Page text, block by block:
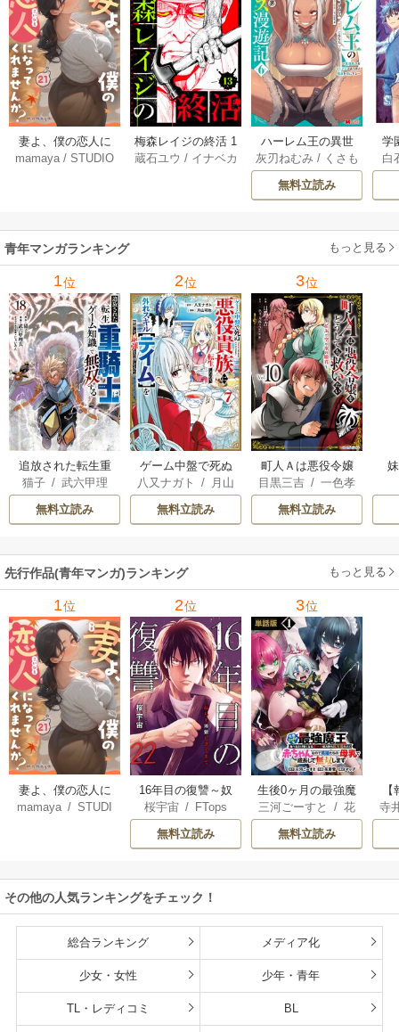
妻よ、僕の恋人に
なってくれません
mamaya/STUDIO
梅森レイジの終活 1
3巻
蔵石ユウ / イナベカ
ハーレム王の異世
界プレス漫遊記 ～
最強無双のおじさ
んはあらゆる種族
ミック） 6巻
灰刃ねむみ / くさも
ち
無料立読み
学
ア
（
白
青年マンガランキング もっと見る
1位
追放された転生重
騎士はゲーム知識
で無双する
猫子/ 武六甲理
/じゃいあん
無料立読み
2位
ゲーム中盤で死ぬ
悪役貴族に転生し
たので、外れスキ
ル【テイム】を駆
してみた
八又ナガト / 月山
可也
無料立読み
3位
町人Ａは悪役令嬢
をどうしても救い
たい ～どぶと空
と氷の姫君～
目黒三吉 /一色孝
太郎/ Parum
無料立読み
先行作品(青年マンガ)ランキング もっと見る
1位
妻よ、僕の恋人に
なってくれません
mamaya /STUDI
2位
16年目の復讐～奴
らを地獄に送るま
で
桜宇宙 / FTops
無料立読み
3位
生後0ヶ月の最強魔
王 食べるだけ強
くなるチート能力
持ち転生者だけど
雄たちの母乳で成
三河ごーすと /花
房雪/マップ
無料立読み
解
寺
その他の人気ランキングをチェック！
総合ランキング メディア化
少女・女性 少年・青年
TL・レディコミ BL